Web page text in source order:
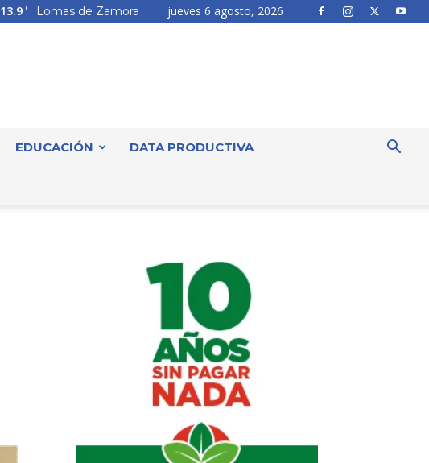
13.9 C Lomas de Zamora jueves 6 agosto, 2026
EDUCACIÓN DATA PRODUCTIVA